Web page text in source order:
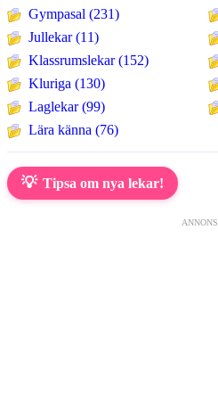
Gympasal (231)
Jullekar (11)
Klassrumslekar (152)
Kluriga (130)
Laglekar (99)
Lära känna (76)
💡 Tipsa om nya lekar!
ANNONS